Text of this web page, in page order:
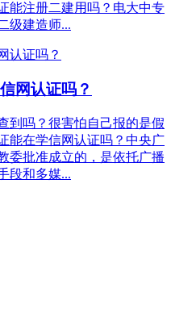
能注册二建用吗？电大中专
级建造师...
网认证吗？
到吗？很害怕自己报的是假
能在学信网认证吗？中央广
委批准成立的，是依托广播
段和多媒...